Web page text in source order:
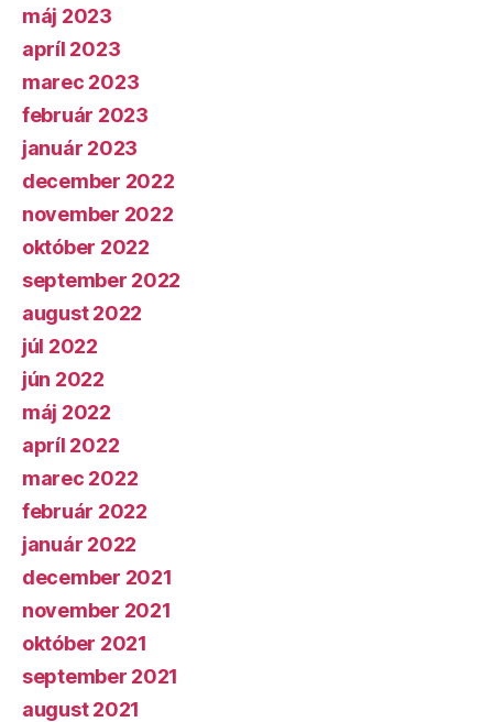
máj 2023
apríl 2023
marec 2023
február 2023
január 2023
december 2022
november 2022
október 2022
september 2022
august 2022
júl 2022
jún 2022
máj 2022
apríl 2022
marec 2022
február 2022
január 2022
december 2021
november 2021
október 2021
september 2021
august 2021